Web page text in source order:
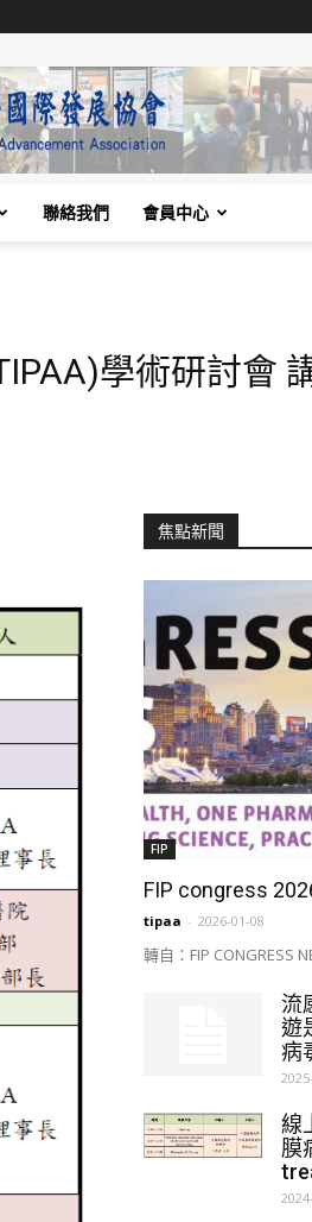
聯絡我們 會員中心
學術研討會
焦點新聞
FIP
FIP congress
tipaa - 2026-01-08
轉自：FIP CONGRESS
流
遊
病
線
膜